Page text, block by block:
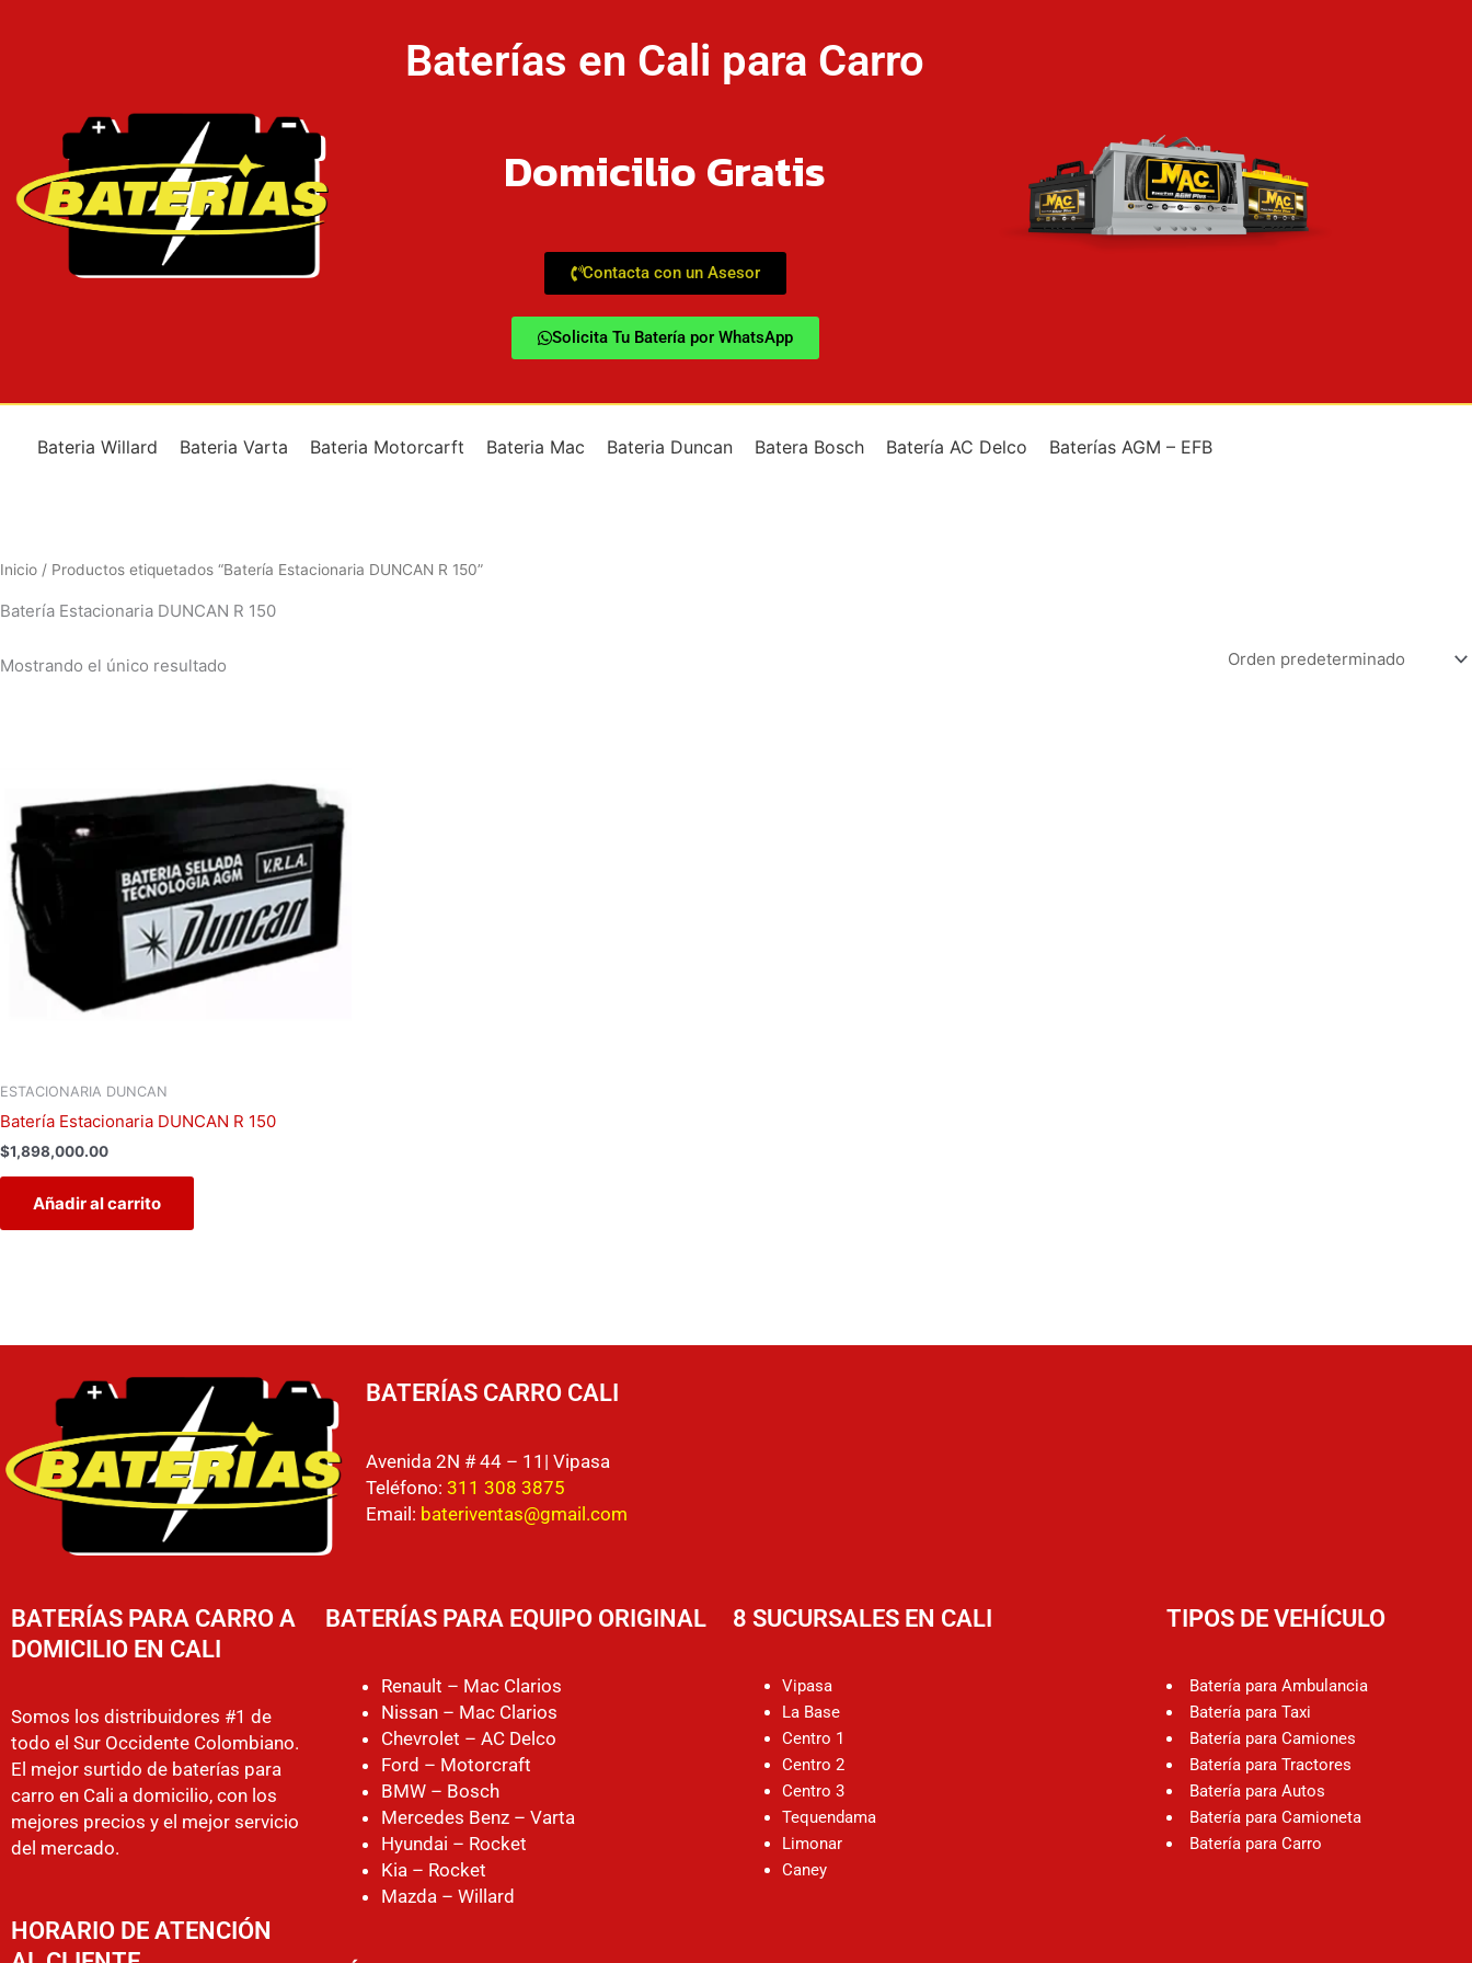
Baterías en Cali para Carro
Domicilio Gratis
Contacta con un Asesor
Solicita Tu Batería por WhatsApp
Bateria Willard Bateria Varta Bateria Motorcarft Bateria Mac Bateria Duncan Batera Bosch Batería AC Delco Baterías AGM – EFB
Inicio / Productos etiquetados “Batería Estacionaria DUNCAN R 150”
Batería Estacionaria DUNCAN R 150
Mostrando el único resultado
ESTACIONARIA DUNCAN
Batería Estacionaria DUNCAN R 150
$1,898,000.00
Añadir al carrito
BATERÍAS CARRO CALI
Avenida 2N # 44 – 11| Vipasa
Teléfono: 311 308 3875
Email: bateriventas@gmail.com
BATERÍAS PARA CARRO A
DOMICILIO EN CALI
Somos los distribuidores #1 de
todo el Sur Occidente Colombiano.
El mejor surtido de baterías para
carro en Cali a domicilio, con los
mejores precios y el mejor servicio
del mercado.
HORARIO DE ATENCIÓN
BATERÍAS PARA EQUIPO ORIGINAL
Renault – Mac Clarios
Nissan – Mac Clarios
Chevrolet – AC Delco
Ford – Motorcraft
BMW – Bosch
Mercedes Benz – Varta
Hyundai – Rocket
Kia – Rocket
Mazda – Willard
8 SUCURSALES EN CALI
Vipasa
La Base
Centro 1
Centro 2
Centro 3
Tequendama
Limonar
Caney
TIPOS DE VEHÍCULO
Batería para Ambulancia
Batería para Taxi
Batería para Camiones
Batería para Tractores
Batería para Autos
Batería para Camioneta
Batería para Carro